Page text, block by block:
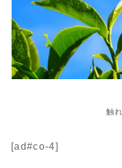
触
[ad#co-4]